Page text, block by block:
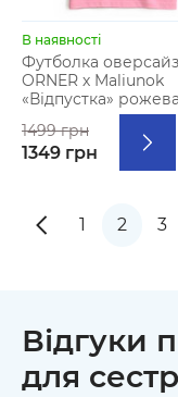
В наявності
Футболка оверсайз
ORNER х Maliunok
«Відпустка» рожева
1499 грн
1349 грн
1 2 3
Відгуки
для